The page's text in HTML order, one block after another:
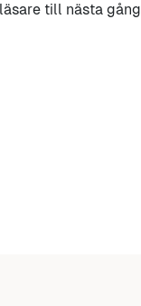
till nästa gång